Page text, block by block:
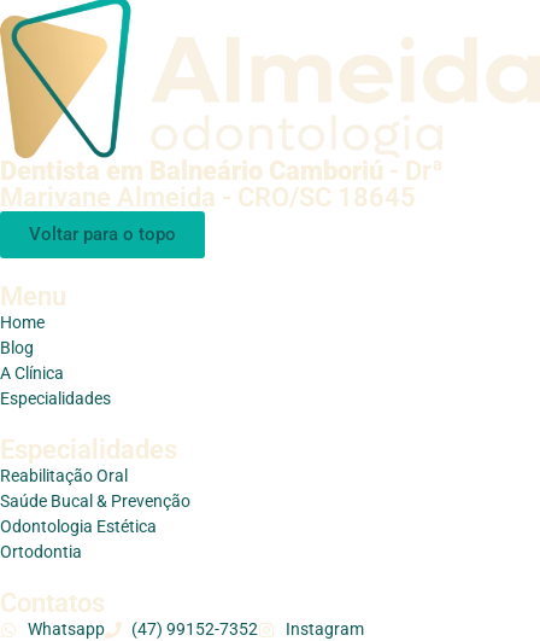
Dentista em Balneário Camboriú - Drª
Marivane Almeida - CRO/SC 18645
Voltar para o topo
Menu
Home
Blog
A Clínica
Especialidades
Especialidades
Reabilitação Oral
Saúde Bucal & Prevenção
Odontologia Estética
Ortodontia
Contatos
Whatsapp (47) 99152-7352
Instagram